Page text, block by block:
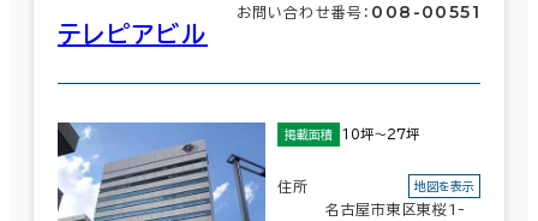
テレピアビル
お問い合わせ番号： 008-00551
掲載面積 10坪～27坪
住所
名古屋市東区東桜1-
地図を表示